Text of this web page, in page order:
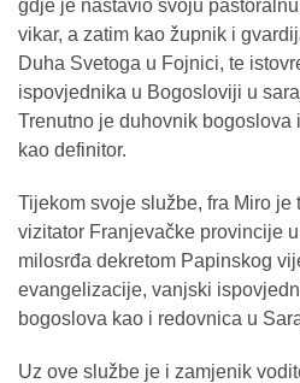
gdje je nastavio svoju
vikar, a zatim kao župnik i
Duha Svetoga u Fojnici, te
ispovjednika u Bogosloviji u
Trenutno je duhovnik
kao definitor.
Tijekom svoje službe, fra Miro je
vizitator Franjevačke provincije
milosrđa dekretom Papinskog
evangelizacije, vanjski
bogoslova kao i redovnica u
Uz ove službe je i zamjenik